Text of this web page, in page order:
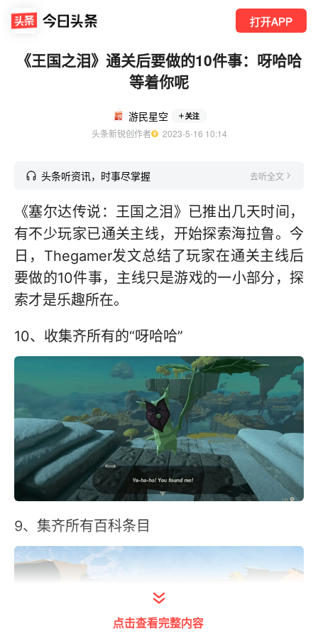
打开APP
《王国之泪》通关后要做的10件事：呀哈哈
等着你呢
游民星空 关注
头条新锐创作者
  2023-5-16 10:14
头条听资讯，时事尽掌握 去听全文
《塞尔达传说：王国之泪》已推出几天时间，
有不少玩家已通关主线，开始探索海拉鲁。今
日，Thegamer发文总结了玩家在通关主线后
要做的10件事，主线只是游戏的一小部分，探
索才是乐趣所在。
10、收集齐所有的“呀哈哈”
9、集齐所有百科条目
点击查看完整内容